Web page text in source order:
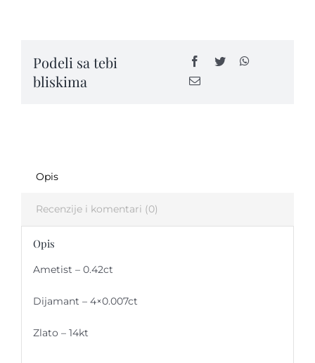
VPK25
quantity
Podeli sa tebi
bliskima
Opis
Recenzije i komentari (0)
Opis
Ametist – 0.42ct
Dijamant – 4×0.007ct
Zlato – 14kt